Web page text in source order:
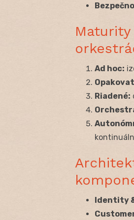
Ad hoc:
Riadené:
Identity